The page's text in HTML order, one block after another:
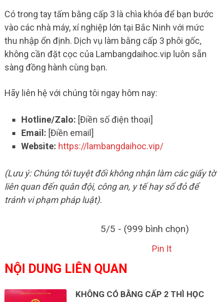
Có trong tay tấm bằng cấp 3 là chìa khóa để bạn bước
vào các nhà máy, xí nghiệp lớn tại Bắc Ninh với mức
thu nhập ổn định. Dịch vụ làm bằng cấp 3 phôi gốc,
không cần đặt cọc của Lambangdaihoc.vip luôn sẵn
sàng đồng hành cùng bạn.
Hãy liên hệ với chúng tôi ngay hôm nay:
Hotline/Zalo: [Điền số điện thoại]
Email: [Điền email]
Website: https://lambangdaihoc.vip/
(Lưu ý: Chúng tôi tuyệt đối không nhận làm các giấy tờ
liên quan đến quân đội, công an, y tế hay sổ đỏ để
tránh vi phạm pháp luật).
5/5 - (999 bình chọn)
Pin It
NỘI DUNG LIÊN QUAN
KHÔNG CÓ BẰNG CẤP 2 THÌ HỌC